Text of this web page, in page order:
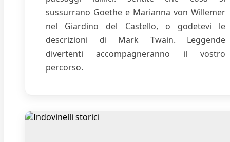
sussurrano Goethe e Marianna von Willemer
nel Giardino del Castello, o godetevi le
descrizioni di Mark Twain. Leggende
divertenti accompagneranno il vostro
percorso.